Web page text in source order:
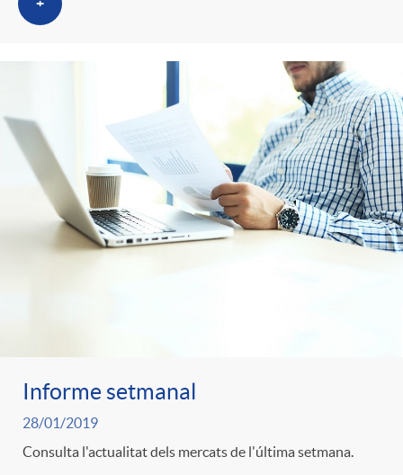
+
Informe setmanal
28/01/2019
Consulta l'actualitat dels mercats de l'última setmana.